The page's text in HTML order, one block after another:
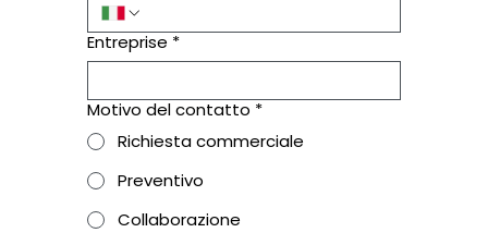
Entreprise *
Motivo del contatto *
Richiesta commerciale
Preventivo
Collaborazione